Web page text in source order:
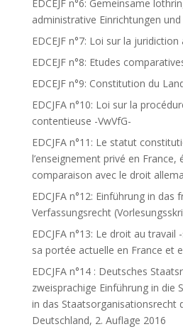
EDCEJF n°6: Gemeinsame
administrative Einrichtungen
EDCEJF n°7: Loi sur la
EDCEJF n°8: Etudes
EDCEJF n°9: Constitution du
EDCJFA n°10: Loi sur la
contentieuse -VwVfG-
EDCJFA n°11: Le statut
l’enseignement privé en France,
comparaison avec le droit
EDCJFA n°12: Einführung in das
Verfassungsrecht
EDCJFA n°13: Le droit au
sa portée actuelle en France et
EDCJFA n°14 : Deutsches
zweisprachige Einführung in die
in das Staatsorganisationsrecht
Deutschland, 2. Auflage 2016